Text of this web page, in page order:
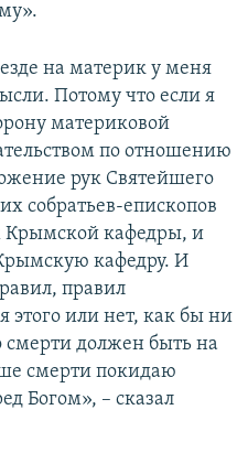
на материк у меня
Потому что если я
материковой
по отношению
рук Святейшего
собратьев-епископов
Крымской кафедры, и
кафедру. И
правил
этого или нет, как бы ни
смерти должен быть на
смерти покидаю
Богом», – сказал